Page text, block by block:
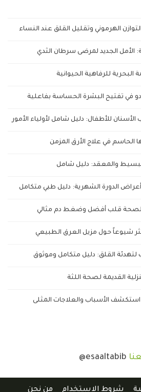
الهرموني وتقليل القلق عند النساء
الأمل الجديد لمرضى سرطان الثدي
للرفاهية الحيوانية
في تفتيح البشرة الحساسة بفاعلية
للأطفال: دليل شامل لأولياء الأمور
الحاسم في علاج الأرق المزمن
البسيط والمعقد: دليل شامل
الدورة الشهرية: دليل طبي متكامل
لصحة قلب أفضل وضغط دم مثالي
شيوعاً حول مزيل العرق الطبيعي
القلق: دليل متكامل وموثوق
القديمة لصحة اللثة
استكشف الأسباب والعلاجات المثلى
@esaaltabib
شروط الاستخدام من نحن